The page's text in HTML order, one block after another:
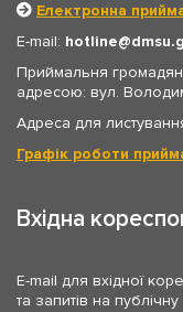
Електронна
E-mail: hotline
Приймальня
адресою: вул.
Адреса для
Графік роботи
Вхідна
E-mail для вхідної
та запитів на